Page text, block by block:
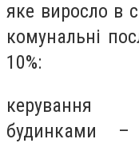
яке виросло в
комунальні
10%:
керування
будинками